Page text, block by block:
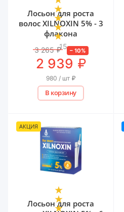
15
Лосьон для роста
волос XILNOXIN 5% - 3
флакона
3 265 ₽ – 10%
2 939 ₽
980 / шт ₽
В корзину
АКЦИЯ
Лосьон для роста